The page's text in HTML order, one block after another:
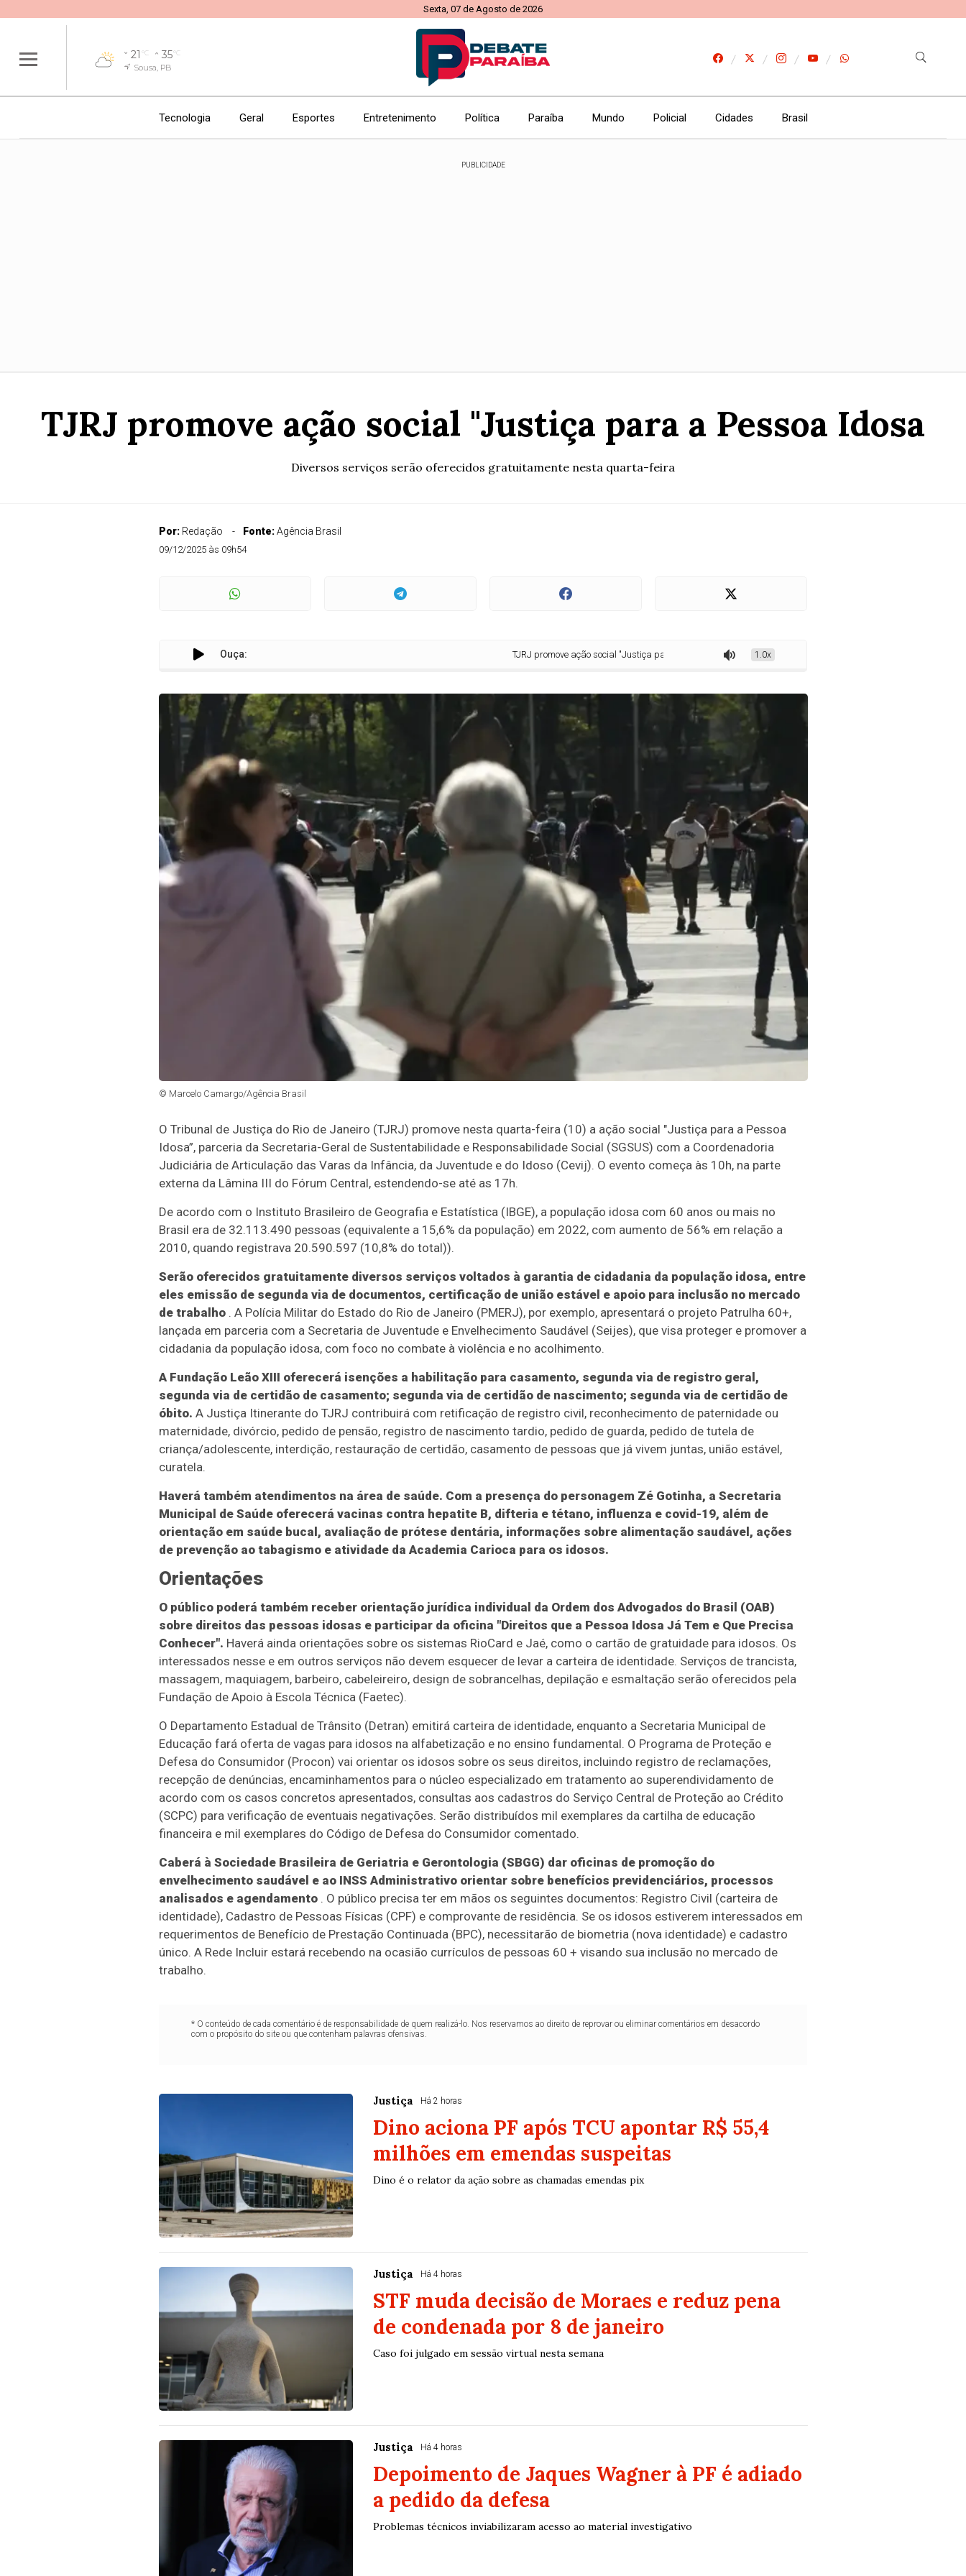
Sexta, 07 de Agosto de 2026
21 °C 35°C
Sousa, PB
Tecnologia Geral Esportes Entretenimento Política Paraíba Mundo Policial Cidades Brasil
PUBLICIDADE
TJRJ promove ação social "Justiça para a Pessoa Idosa
Diversos serviços serão oferecidos gratuitamente nesta quarta-feira
Por: Redação Fonte:Agência Brasil
09/12/2025 às 09h54
Ouça: TJRJ promove ação social "Justiça para a Pessoa Idosa 1.0x
© Marcelo Camargo/Agência Brasil
O Tribunal de Justiça do Rio de Janeiro (TJRJ) promove nesta quarta-feira (10) a ação social "Justiça para a Pessoa
Idosa”, parceria da Secretaria-Geral de Sustentabilidade e Responsabilidade Social (SGSUS) com a Coordenadoria
Judiciária de Articulação das Varas da Infância, da Juventude e do Idoso (Cevij). O evento começa às 10h, na parte
externa da Lâmina III do Fórum Central, estendendo-se até as 17h.
De acordo com o Instituto Brasileiro de Geografia e Estatística (IBGE), a população idosa com 60 anos ou mais no
Brasil era de 32.113.490 pessoas (equivalente a 15,6% da população) em 2022, com aumento de 56% em relação a
2010, quando registrava 20.590.597 (10,8% do total)).
Serão oferecidos gratuitamente diversos serviços voltados à garantia de cidadania da população idosa, entre
eles emissão de segunda via de documentos, certificação de união estável e apoio para inclusão no mercado
de trabalho. A Polícia Militar do Estado do Rio de Janeiro (PMERJ), por exemplo, apresentará o projeto Patrulha 60+,
lançada em parceria com a Secretaria de Juventude e Envelhecimento Saudável (Seijes), que visa proteger e promover a
cidadania da população idosa, com foco no combate à violência e no acolhimento.
A Fundação Leão XIII oferecerá isenções a habilitação para casamento, segunda via de registro geral,
segunda via de certidão de casamento; segunda via de certidão de nascimento; segunda via de certidão de
óbito. A Justiça Itinerante do TJRJ contribuirá com retificação de registro civil, reconhecimento de paternidade ou
maternidade, divórcio, pedido de pensão, registro de nascimento tardio, pedido de guarda, pedido de tutela de
criança/adolescente, interdição, restauração de certidão, casamento de pessoas que já vivem juntas, união estável,
curatela.
Haverá também atendimentos na área de saúde. Com a presença do personagem Zé Gotinha, a Secretaria
Municipal de Saúde oferecerá vacinas contra hepatite B, difteria e tétano, influenza e covid-19, além de
orientação em saúde bucal, avaliação de prótese dentária, informações sobre alimentação saudável, ações
de prevenção ao tabagismo e atividade da Academia Carioca para os idosos.
Orientações
O público poderá também receber orientação jurídica individual da Ordem dos Advogados do Brasil (OAB)
sobre direitos das pessoas idosas e participar da oficina "Direitos que a Pessoa Idosa Já Tem e Que Precisa
Conhecer". Haverá ainda orientações sobre os sistemas RioCard e Jaé, como o cartão de gratuidade para idosos. Os
interessados nesse e em outros serviços não devem esquecer de levar a carteira de identidade. Serviços de trancista,
massagem, maquiagem, barbeiro, cabeleireiro, design de sobrancelhas, depilação e esmaltação serão oferecidos pela
Fundação de Apoio à Escola Técnica (Faetec).
O Departamento Estadual de Trânsito (Detran) emitirá carteira de identidade, enquanto a Secretaria Municipal de
Educação fará oferta de vagas para idosos na alfabetização e no ensino fundamental. O Programa de Proteção e
Defesa do Consumidor (Procon) vai orientar os idosos sobre os seus direitos, incluindo registro de reclamações,
recepção de denúncias, encaminhamentos para o núcleo especializado em tratamento ao superendividamento de
acordo com os casos concretos apresentados, consultas aos cadastros do Serviço Central de Proteção ao Crédito
(SCPC) para verificação de eventuais negativações. Serão distribuídos mil exemplares da cartilha de educação
financeira e mil exemplares do Código de Defesa do Consumidor comentado.
Caberá à Sociedade Brasileira de Geriatria e Gerontologia (SBGG) dar oficinas de promoção do
envelhecimento saudável e ao INSS Administrativo orientar sobre benefícios previdenciários, processos
analisados e agendamento. O público precisa ter em mãos os seguintes documentos: Registro Civil (carteira de
identidade), Cadastro de Pessoas Físicas (CPF) e comprovante de residência. Se os idosos estiverem interessados em
requerimentos de Benefício de Prestação Continuada (BPC), necessitarão de biometria (nova identidade) e cadastro
único. A Rede Incluir estará recebendo na ocasião currículos de pessoas 60 + visando sua inclusão no mercado de
trabalho.
* O conteúdo de cada comentário é de responsabilidade de quem realizá-lo. Nos reservamos ao direito de reprovar ou eliminar comentários em desacordo
com o propósito do site ou que contenham palavras ofensivas.
Justiça Há 2 horas
Dino aciona PF após TCU apontar R$ 55,4
milhões em emendas suspeitas
Dino é o relator da ação sobre as chamadas emendas pix
Justiça Há 4 horas
STF muda decisão de Moraes e reduz pena
de condenada por 8 de janeiro
Caso foi julgado em sessão virtual nesta semana
Justiça Há 4 horas
Depoimento de Jaques Wagner à PF é adiado
a pedido da defesa
Problemas técnicos inviabilizaram acesso ao material investigativo